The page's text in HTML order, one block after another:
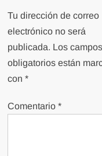
Tu dirección de correo
electrónico no será
publicada. Los campos
obligatorios están
con*
Comentario*